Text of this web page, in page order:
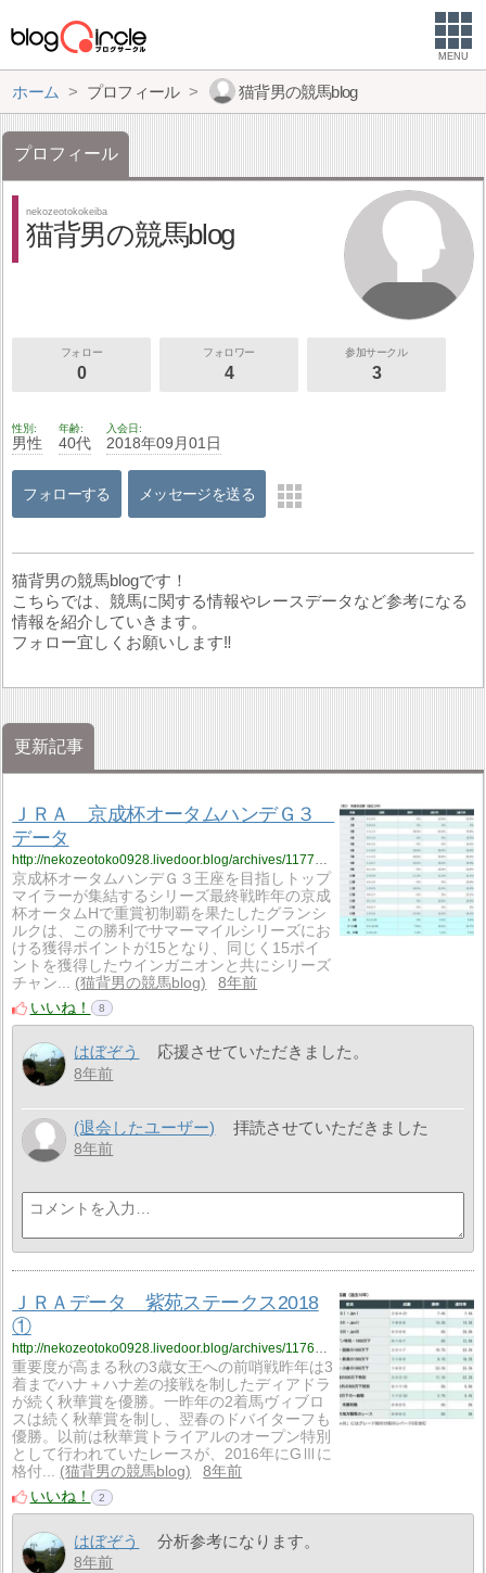
MENU
ホーム プロフィール 猫背男の競馬blog
プロフィール
nekozeotokokeiba
猫背男の競馬blog
フォロー
0
フォロワー
4
参加サークル
3
性別
男性
年齢
40代
入会日
2018年09月01日
フォローする メッセージを送る
猫背男の競馬blogです！
こちらでは、競馬に関する情報やレースデータなど参考になる
情報を紹介していきます。
フォロー宜しくお願いします‼
更新記事
ＪＲＡ 京成杯オータムハンデＧ３
データ
京成杯オータムハンデＧ３王座を目指しトップ
マイラーが集結するシリーズ最終戦昨年の京成
杯オータムHで重賞初制覇を果たしたグランシ
ルクは、この勝利でサマーマイルシリーズにお
ける獲得ポイントが15となり、同じく15ポイ
ントを獲得したウインガニオンと共にシリーズ
チャン...
猫背男の競馬blog
8年前
いいね！
8
はぼぞう 応援させていただきました。
8年前
(退会したユーザー) 拝読させていただきました
8年前
ＪＲＡデータ 紫苑ステークス2018
①
http://nekozeotoko0928.livedoor.blog/archives/11762578.html
重要度が高まる秋の3歳女王への前哨戦昨年は3
着までハナ＋ハナ差の接戦を制したディアドラ
が続く秋華賞を優勝。一昨年の2着馬ヴィブロ
スは続く秋華賞を制し、翌春のドバイターフも
優勝。以前は秋華賞トライアルのオープン特別
として行われていたレースが、2016年にGⅢに
格付...
猫背男の競馬blog
8年前
いいね！
2
はぼぞう 分析参考になります。
8年前